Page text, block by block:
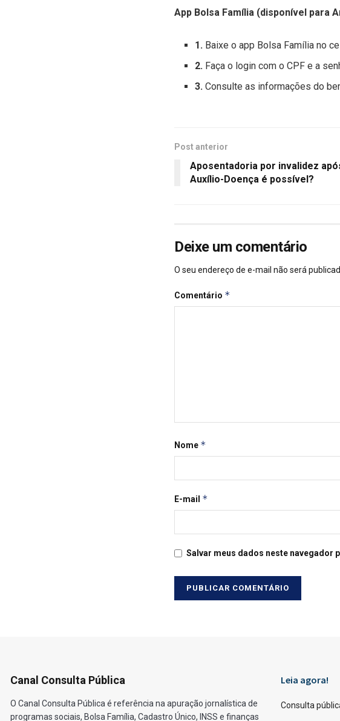
App Bolsa Família (disponível para
1. Baixe o app Bolsa Família no
2. Faça o login com o CPF e a
3.Consulte as informações do
Post anterior
Aposentadoria por invalidez
Auxílio-Doença é possível?
Deixe um comentário
O seu endereço de e-mail não será
Comentário *
Nome *
E-mail *
Salvar meus dados neste navegador
Canal Consulta Pública
O Canal Consulta Pública é referência na apuração jornalística de
programas sociais, Bolsa Família, Cadastro Único, INSS e finanças
Leia agora!
Consulta